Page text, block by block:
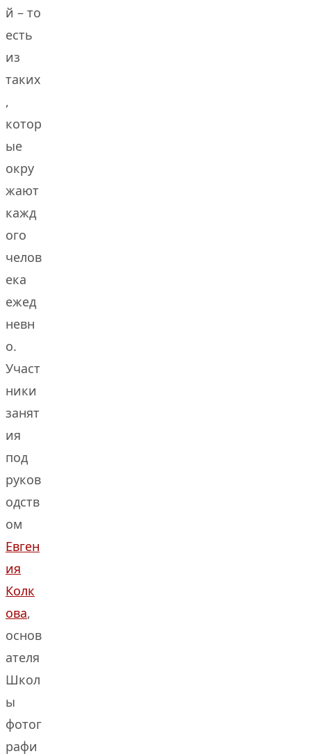
й – то
есть
из
таких
,
котор
ые
окру
жают
кажд
ого
челов
ека
ежед
невн
о.
Участ
ники
занят
ия
под
руков
одств
ом
Евген
ия
Колк
ова,
основ
ателя
Школ
ы
фотог
рафи